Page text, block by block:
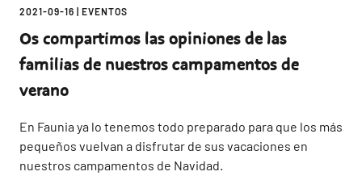
2021-09-16 EVENTOS
Os compartimos las opiniones de las
familias de nuestros campamentos de
verano
En Faunia ya lo tenemos todo preparado para que los más
pequeños vuelvan a disfrutar de sus vacaciones en
nuestros campamentos de Navidad.